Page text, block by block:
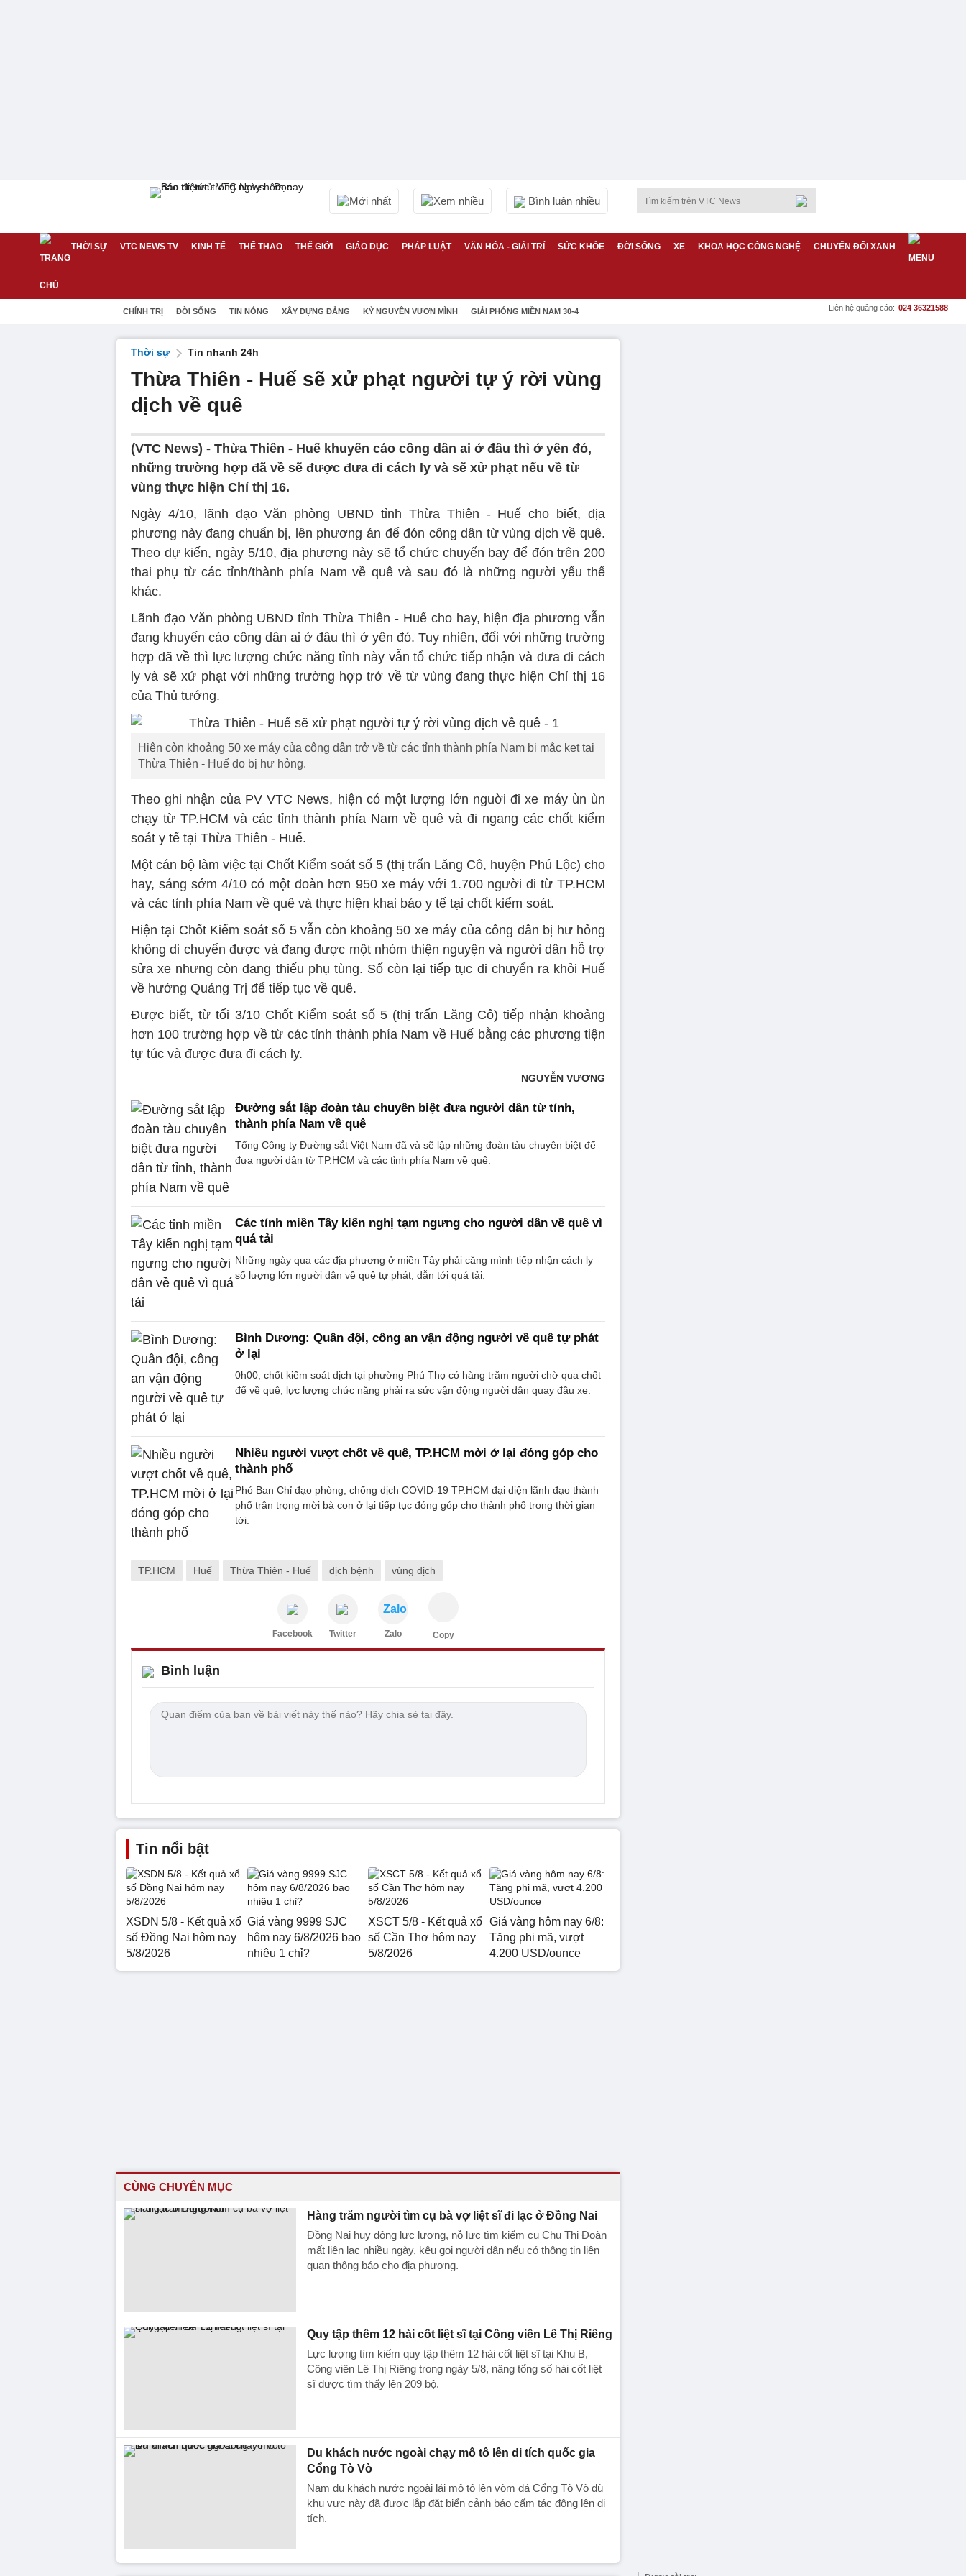
Mới nhất Xem nhiều Bình luận nhiều
THỜI SỰ VTC NEWS TV KINH TẾ THỂ THAO THẾ GIỚI GIÁO DỤC PHÁP LUẬT VĂN HÓA - GIẢI TRÍ SỨC KHỎE ĐỜI SỐNG XE KHOA HỌC CÔNG NGHỆ CHUYỂN ĐỔI XANH
CHÍNH TRỊ ĐỜI SỐNG TIN NÓNG XÂY DỰNG ĐẢNG KỶ NGUYÊN VƯƠN MÌNH GIẢI PHÓNG MIỀN NAM 30-4 Liên hệ quảng cáo: 024 36321588
Thời sự Tin nhanh 24h
Thừa Thiên - Huế sẽ xử phạt người tự ý rời vùng
dịch về quê
(VTC News) - Thừa Thiên - Huế khuyến cáo công dân ai ở đâu thì ở yên đó,
những trường hợp đã về sẽ được đưa đi cách ly và sẽ xử phạt nếu về từ
vùng thực hiện Chỉ thị 16.
Ngày 4/10, lãnh đạo Văn phòng UBND tỉnh Thừa Thiên - Huế cho biết, địa
phương này đang chuẩn bị, lên phương án để đón công dân từ vùng dịch về quê.
Theo dự kiến, ngày 5/10, địa phương này sẽ tổ chức chuyến bay để đón trên 200
thai phụ từ các tỉnh/thành phía Nam về quê và sau đó là những người yếu thế
khác.
Lãnh đạo Văn phòng UBND tỉnh Thừa Thiên - Huế cho hay, hiện địa phương vẫn
đang khuyến cáo công dân ai ở đâu thì ở yên đó. Tuy nhiên, đối với những trường
hợp đã về thì lực lượng chức năng tỉnh này vẫn tổ chức tiếp nhận và đưa đi cách
ly và sẽ xử phạt với những trường hợp trở về từ vùng đang thực hiện Chỉ thị 16
của Thủ tướng.
Hiện còn khoảng 50 xe máy của công dân trở về từ các tỉnh thành phía Nam bị mắc kẹt tại
Thừa Thiên - Huế do bị hư hỏng.
Theo ghi nhận của PV VTC News, hiện có một lượng lớn nguời đi xe máy ùn ùn
chạy từ TP.HCM và các tỉnh thành phía Nam về quê và đi ngang các chốt kiểm
soát y tế tại Thừa Thiên - Huế.
Một cán bộ làm việc tại Chốt Kiểm soát số 5 (thị trấn Lăng Cô, huyện Phú Lộc) cho
hay, sáng sớm 4/10 có một đoàn hơn 950 xe máy với 1.700 người đi từ TP.HCM
và các tỉnh phía Nam về quê và thực hiện khai báo y tế tại chốt kiểm soát.
Hiện tại Chốt Kiểm soát số 5 vẫn còn khoảng 50 xe máy của công dân bị hư hỏng
không di chuyển được và đang được một nhóm thiện nguyện và người dân hỗ trợ
sửa xe nhưng còn đang thiếu phụ tùng. Số còn lại tiếp tục di chuyển ra khỏi Huế
về hướng Quảng Trị để tiếp tục về quê.
Được biết, từ tối 3/10 Chốt Kiểm soát số 5 (thị trấn Lăng Cô) tiếp nhận khoảng
hơn 100 trường hợp về từ các tỉnh thành phía Nam về Huế bằng các phương tiện
tự túc và được đưa đi cách ly.
NGUYỄN VƯƠNG
Đường sắt lập đoàn tàu chuyên biệt đưa người dân từ tỉnh,
thành phía Nam về quê
Tổng Công ty Đường sắt Việt Nam đã và sẽ lập những đoàn tàu chuyên biệt để
đưa người dân từ TP.HCM và các tỉnh phía Nam về quê.
Các tỉnh miền Tây kiến nghị tạm ngưng cho người dân về quê vì
quá tải
Những ngày qua các địa phương ở miền Tây phải căng mình tiếp nhận cách ly
số lượng lớn người dân về quê tự phát, dẫn tới quá tải.
Bình Dương: Quân đội, công an vận động người về quê tự phát
ở lại
0h00, chốt kiểm soát dịch tại phường Phú Thọ có hàng trăm người chờ qua chốt
để về quê, lực lượng chức năng phải ra sức vận động người dân quay đầu xe.
Nhiều người vượt chốt về quê, TP.HCM mời ở lại đóng góp cho
thành phố
Phó Ban Chỉ đạo phòng, chống dịch COVID-19 TP.HCM đại diện lãnh đạo thành
phố trân trọng mời bà con ở lại tiếp tục đóng góp cho thành phố trong thời gian
tới.
TP.HCM Huế Thừa Thiên - Huế dịch bệnh vùng dịch
Facebook Twitter
Zalo
Zalo Copy
Bình luận
Tin nổi bật
XSDN 5/8 - Kết quả xổ
số Đồng Nai hôm nay
5/8/2026
Giá vàng 9999 SJC
hôm nay 6/8/2026 bao
nhiêu 1 chỉ?
XSCT 5/8 - Kết quả xổ
số Cần Thơ hôm nay
5/8/2026
Giá vàng hôm nay 6/8:
Tăng phi mã, vượt
4.200 USD/ounce
CÙNG CHUYÊN MỤC
Hàng trăm người tìm cụ bà vợ liệt sĩ đi lạc ở Đồng Nai
Đồng Nai huy động lực lượng, nỗ lực tìm kiếm cụ Chu Thị Đoàn
mất liên lạc nhiều ngày, kêu gọi người dân nếu có thông tin liên
quan thông báo cho địa phương.
Quy tập thêm 12 hài cốt liệt sĩ tại Công viên Lê Thị Riêng
Lực lượng tìm kiếm quy tập thêm 12 hài cốt liệt sĩ tại Khu B,
Công viên Lê Thị Riêng trong ngày 5/8, nâng tổng số hài cốt liệt
sĩ được tìm thấy lên 209 bộ.
Du khách nước ngoài chạy mô tô lên di tích quốc gia
Cổng Tò Vò
Nam du khách nước ngoài lái mô tô lên vòm đá Cổng Tò Vò dù
khu vực này đã được lắp đặt biển cảnh báo cấm tác động lên di
tích.